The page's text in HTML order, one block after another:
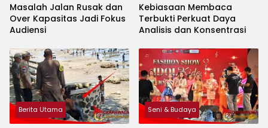
Masalah Jalan Rusak dan
Over Kapasitas Jadi Fokus
Audiensi
Kebiasaan Membaca
Terbukti Perkuat Daya
Analisis dan Konsentrasi
Berita Utama Seni & Budaya